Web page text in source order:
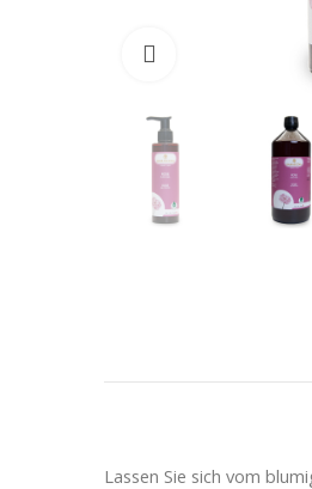
Klicken zum
Lassen Sie sich vom